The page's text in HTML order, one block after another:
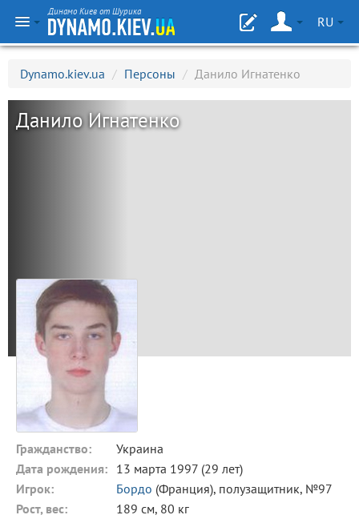
Динамо Киев от Шурика
RU
Dynamo.kiev.ua / Персоны / Данило Игнатенко
Данило Игнатенко
Гражданство:
Украина
Дата рождения: 13 марта 1997 (29 лет)
Игрок:
Бордо (Франция), полузащитник, №97
Рост, вес:
189 см, 80 кг